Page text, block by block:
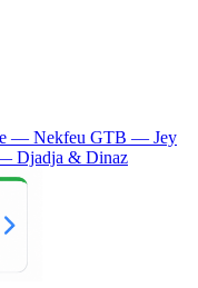
— Nekfeu GTB — Jey
Djadja & Dinaz